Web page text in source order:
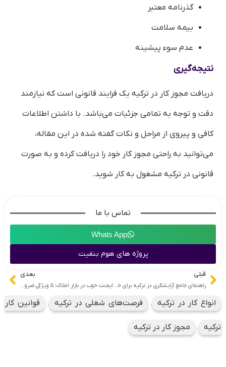
گذرنامه معتبر
بیمه سلامت
عدم سوء پیشینه
نتیجه‌گیری
دریافت مجوز کار در ترکیه یک فرایند قانونی است که نیازمند
دقت و توجه به تمامی جزئیات می‌باشد. با داشتن اطلاعات
کافی و پیروی از مراحل و نکات گفته شده در این مقاله،
می‌توانید به راحتی مجوز کار خود را دریافت کرده و به صورت
قانونی در ترکیه مشغول به کار شوید.
تماس با ما
Whats App
پروژه های هوم بنفیت
قبلی
راهنمای جامع آرایشگری در ترکیه برای خارجی‌ها در سال 2025
بعدی
ایجنت خوب در بازار املاک؛ ۵ ویژگی ضروری برای موفقیت در این حرفه
انواع کار در ترکیه , فرصت‌های شغلی در ترکیه , قوانین کار
ترکیه , مجوز کار در ترکیه